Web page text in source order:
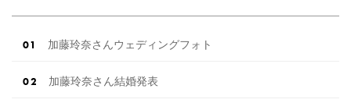
加藤玲奈さんウェディングフォト
加藤玲奈さん結婚発表